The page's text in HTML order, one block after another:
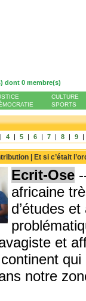
dont 0 membre(s)
CULTURE
SPORTS
| 4 | 5 | 6 | 7 | 8 | 9 |
| Et si c’était
Ecrit-Ose
africaine
d’études
et
qui
notre